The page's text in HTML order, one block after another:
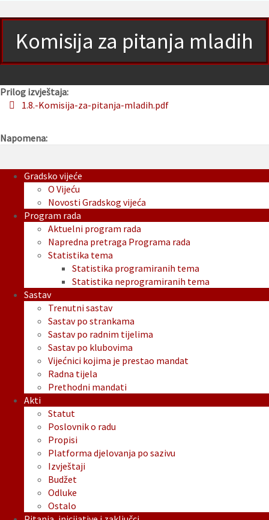
Komisija za pitanja mladih
Prilog izvještaja:
1.8.-Komisija-za-pitanja-mladih.pdf
Napomena:
Gradsko vijeće
O Vijeću
Novosti Gradskog vijeća
Program rada
Aktuelni program rada
Napredna pretraga Programa rada
Statistika tema
Statistika programiranih tema
Statistika neprogramiranih tema
Sastav
Trenutni sastav
Sastav po strankama
Sastav po radnim tijelima
Sastav po klubovima
Vijećnici kojima je prestao mandat
Radna tijela
Prethodni mandati
Akti
Statut
Poslovnik o radu
Propisi
Platforma djelovanja po sazivu
Izvještaji
Budžet
Odluke
Ostalo